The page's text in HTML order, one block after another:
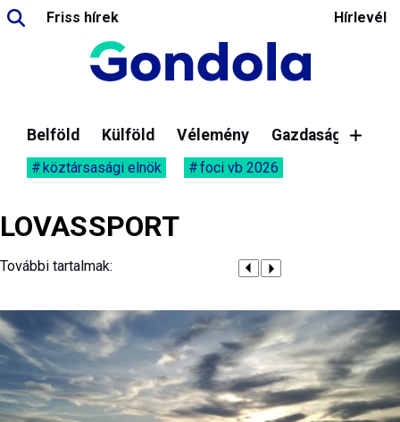
Friss hírek Hírlevél
Belföld Külföld Vélemény Gazdaság
köztársasági elnök foci vb 2026
LOVASSPORT
További tartalmak: